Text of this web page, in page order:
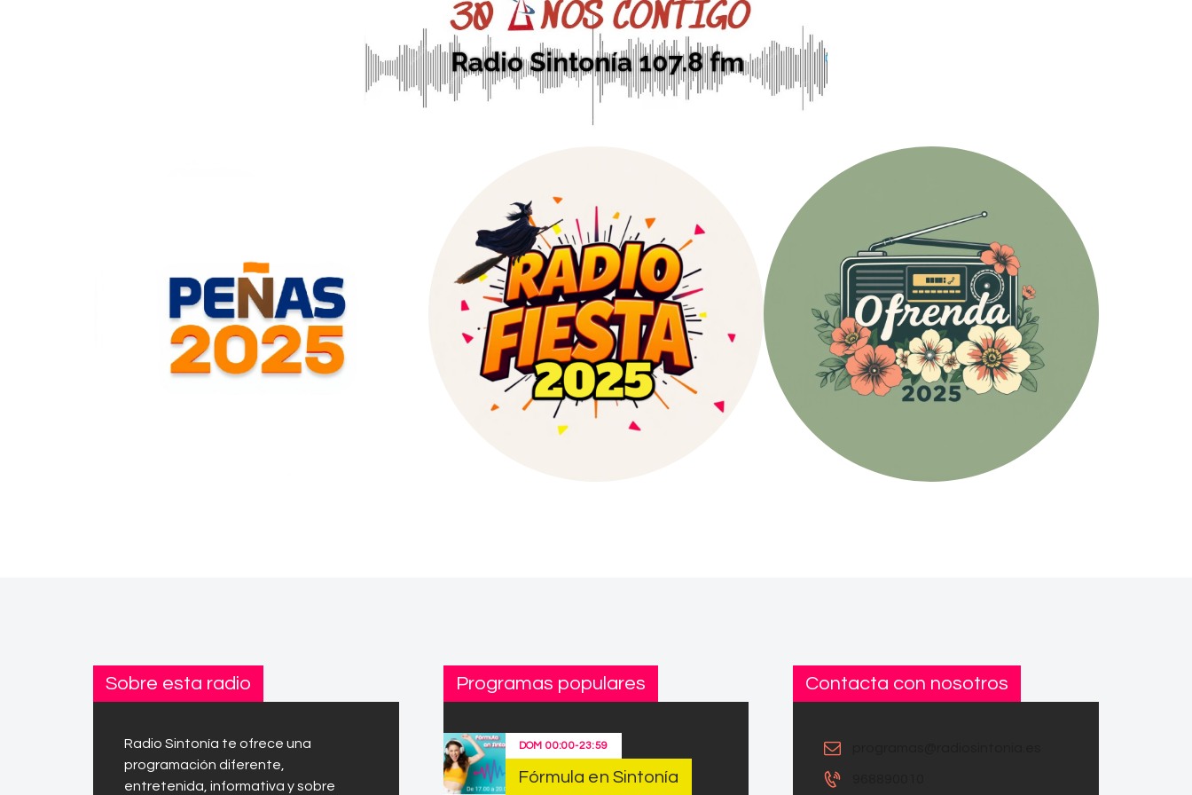
Sobre esta radio
Radio Sintonía te ofrece una
programación diferente,
entretenida, informativa y sobre
Programas populares
DOM00:00-23:59
Fórmula en Sintonía
Contacta con nosotros